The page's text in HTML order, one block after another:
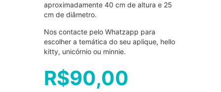
aproximadamente 40 cm de altura e 25
cm de diâmetro.
Nos contacte pelo Whatzapp para
escolher a temática do seu aplique, hello
kitty, unicórnio ou minnie.
R$90,00